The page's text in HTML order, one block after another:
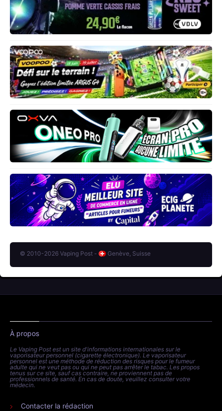
© 2010-2026 Vaping Post - Genève, Suisse
À propos
Le Vaping Post est un site d'informations internationales sur le
vaporisateur personnel (cigarette électronique). Le vaporisateur
personnel est une méthode de réduction des risques pour le fumeur
adulte qui ne veut pas ou qui ne peut pas arrêter le tabac. Les propos
tenus sur ce site, sauf cas contraire, ne proviennent pas de
professionnels de santé. En cas de doute, veuillez consulter votre
médecin.
Contacter la rédaction